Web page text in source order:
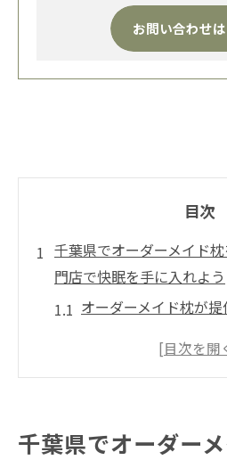
お問い合わせ
目次
千葉県でオーダーメイド
門店で快眠を手に入れよう
オーダーメイド枕が
千葉県の専門店で体
ドバイス
千葉県でオーダー